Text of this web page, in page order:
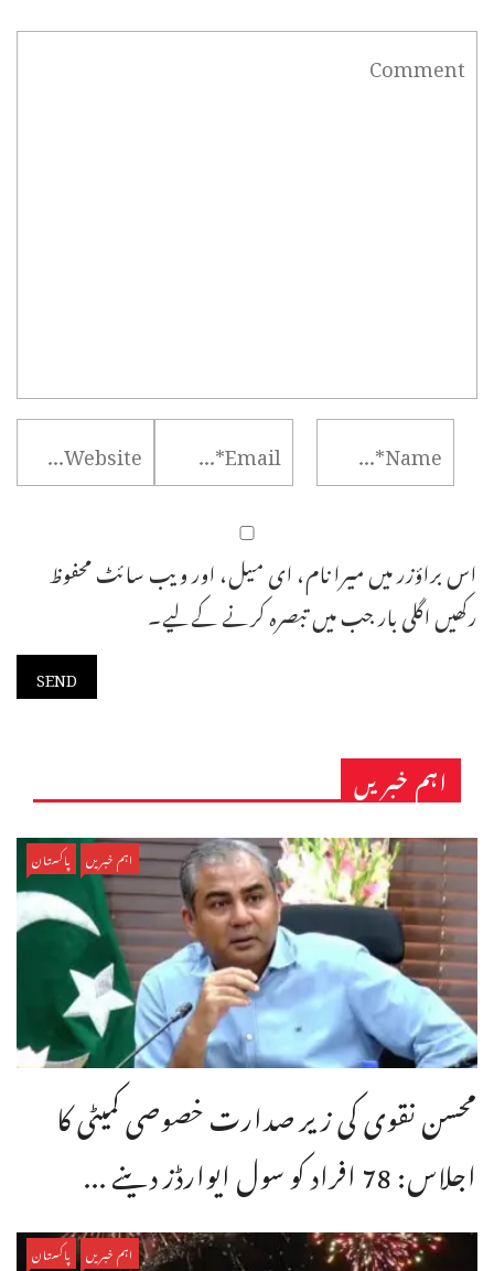
اس براؤزر میں میرا نام، ای میل، اور ویب سائٹ محفوظ
رکھیں اگلی بار جب میں تبصرہ کرنے کےلیے۔
اہم خبریں
اہم خبریں پاکستان
محسن نقوی کی زیر صدارت خصوصی کمیٹی کا
اجلاس: 78 افراد کو سول ایوارڈز دینے ...
اہم خبریں پاکستان